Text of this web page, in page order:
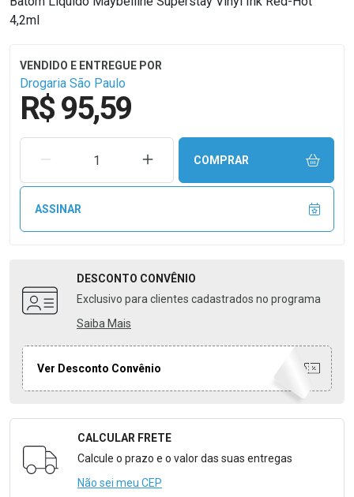
4,2ml
Drogaria São Paulo
R$ 95,59
REMOVER UMA UNIDADEAUMENTAR UMA UNIDADE
COMPRAR
ASSINAR
DESCONTO CONVÊNIO
Exclusivo para clientes cadastrados no programa
Saiba Mais
Ver Desconto Convênio
Formulário para Calcular o Frete
CALCULAR FRETE
Calcule o prazo e o valor das suas entregas
Não sei meu CEP